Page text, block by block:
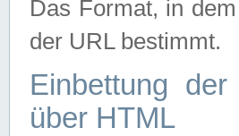
Das Format, in
der URL bestimmt.
Einbettung
über HTML